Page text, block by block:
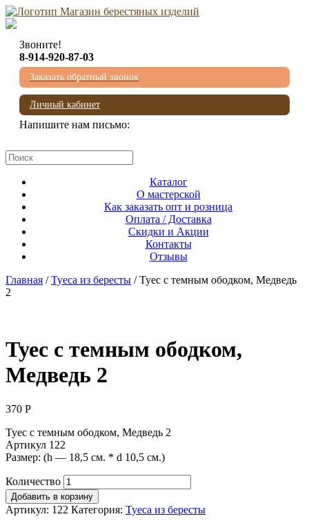
Звоните!
8-914-920-87-03
Заказать обратный звонок
Личный кабинет
Напишите нам письмо:
Каталог
О мастерской
Как заказать опт и розница
Оплата / Доставка
Скидки и Акции
Контакты
Отзывы
Главная /Туеса из бересты / Туес с темным ободком, Медведь
2
Туес с темным ободком,
Медведь 2
370 Р
Туес с темным ободком, Медведь 2
Артикул 122
Размер: (h — 18,5 см. * d 10,5 см.)
Количество
Добавить в корзину
Артикул: 122 Категория: Туеса из бересты